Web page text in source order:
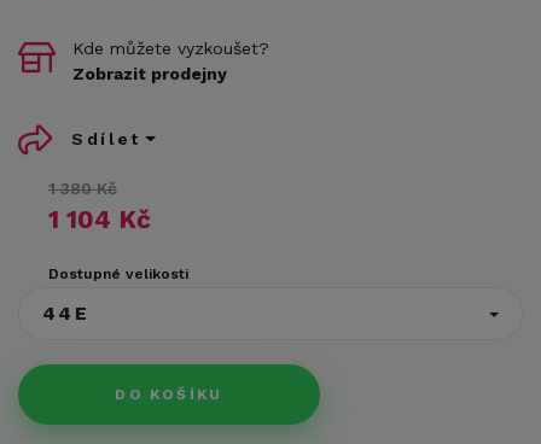
1 380 Kč
1 104 Kč
Dostupné velikosti
44E
DO KOŠÍKU
Kde můžete vyzkoušet?
Zobrazit prodejny
Sdílet